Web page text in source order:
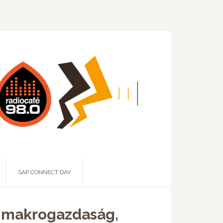
SAP CONNECT DAY